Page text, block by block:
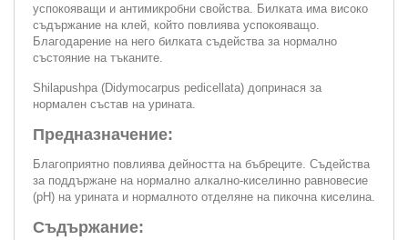
успокояващи и антимикробни свойства. Билката има високо
съдържание на клей, който повлиява успокояващо.
Благодарение на него билката съдейства за нормално
състояние на тъканите.
Shilapushpa (Didymocarpus pedicellata) допринася за
нормален състав на урината.
Предназначение:
Благоприятно повлиява дейността на бъбреците. Съдейства
за поддържане на нормално алкално-киселинно равновесие
(pH) на урината и нормалното отделяне на пикочна киселина.
Съдържание: